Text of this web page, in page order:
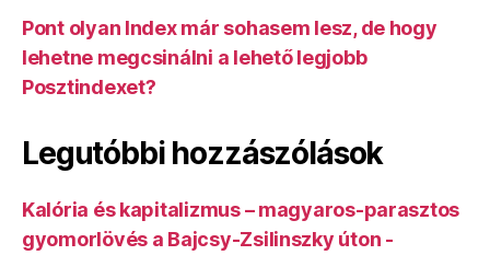
Pont olyan Index már sohasem lesz, de hogy
lehetne megcsinálni a lehető legjobb
Posztindexet?
Legutóbbi hozzászólások
Kalória és kapitalizmus – magyaros-parasztos
gyomorlövés a Bajcsy-Zsilinszky úton -